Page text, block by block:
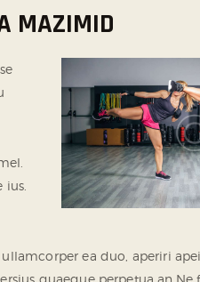
MAZIMID
ea duo, aperiri
quaeque perpetua an.Ne